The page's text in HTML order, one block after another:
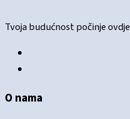
Tvoja budućnost počinje
O nama